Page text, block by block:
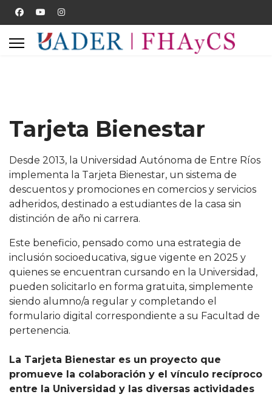
Tarjeta Bienestar
Desde 2013, la Universidad Autónoma de Entre Ríos
implementa la Tarjeta Bienestar, un sistema de
descuentos y promociones en comercios y servicios
adheridos, destinado a estudiantes de la casa sin
distinción de año ni carrera.
Este beneficio, pensado como una estrategia de
inclusión socioeducativa, sigue vigente en 2025 y
quienes se encuentran cursando en la Universidad,
pueden solicitarlo en forma gratuita, simplemente
siendo alumno/a regular y completando el
formulario digital correspondiente a su Facultad de
pertenencia.
La Tarjeta Bienestar es un proyecto que
promueve la colaboración y el vínculo recíproco
entre la Universidad y las diversas actividades